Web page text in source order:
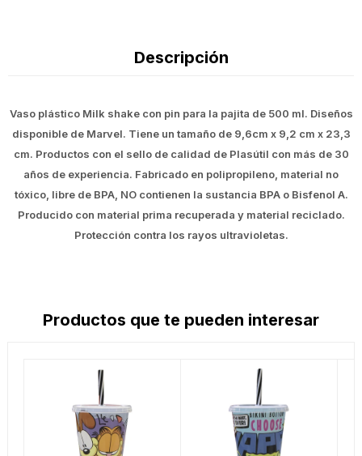
Descripción
Vaso plástico Milk shake con pin para la pajita de 500 ml. Diseños
disponible de Marvel. Tiene un tamaño de 9,6cm x 9,2 cm x 23,3
cm. Productos con el sello de calidad de Plasútil con más de 30
años de experiencia. Fabricado en polipropileno, material no
tóxico, libre de BPA, NO contienen la sustancia BPA o Bisfenol A.
Producido con material prima recuperada y material reciclado.
Protección contra los rayos ultravioletas.
Productos que te pueden interesar